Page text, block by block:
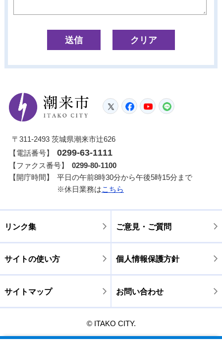
潮来市
TwitterFacebook
YouTube
〒311-2493 茨城県潮来市辻626
【電話番号】
0299-63-1111
【ファクス番号】
0299-80-1100
【開庁時間】
平日の午前8時30分から午後5時15分まで
※休日業務はこちら
リンク集 ご意見・ご質問
サイトの使い方 個人情報保護方針
サイトマップ お問い合わせ
© ITAKO CITY.